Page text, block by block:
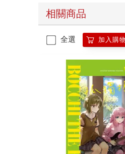
相關商品
全選 加入購